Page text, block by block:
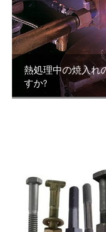
熱処理中の焼入れ
すか?